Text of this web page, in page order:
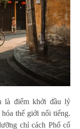
là điểm khởi đầu lý
thế giới nổi tiếng.
chỉ cách Phố cổ